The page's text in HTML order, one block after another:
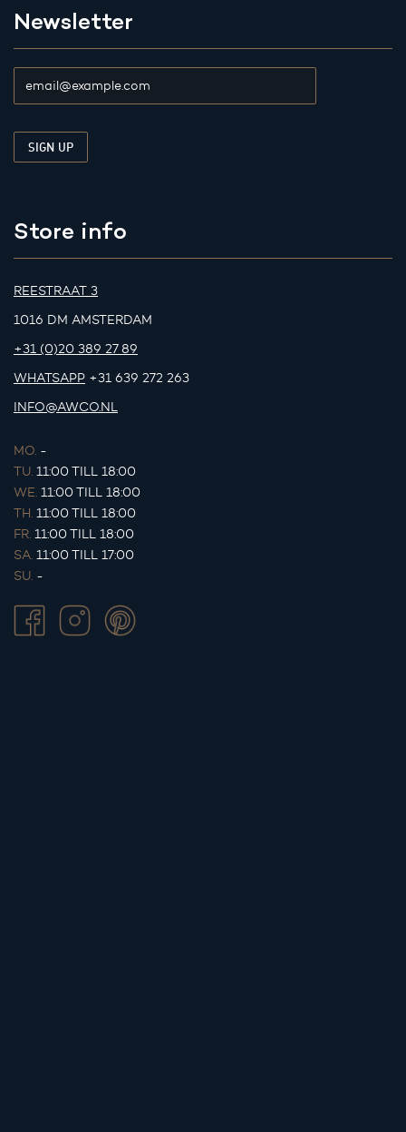
Newsletter
Store info
REESTRAAT 3
1016 DM AMSTERDAM
+31 (0)20 389 27 89
WHATSAPP +31 639 272 263
INFO@AWCO.NL
MO. -
TU. 11:00 TILL 18:00
WE. 11:00 TILL 18:00
TH. 11:00 TILL 18:00
FR. 11:00 TILL 18:00
SA. 11:00 TILL 17:00
SU. -